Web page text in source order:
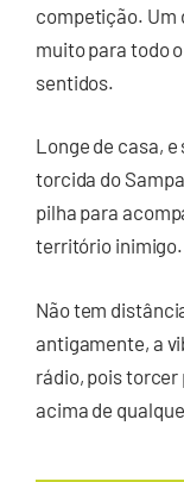
competição. Um
muito para todo
sentidos.
Longe de casa,
torcida do
pilha para
território
Não tem
antigamente, a
rádio, pois torcer
acima de